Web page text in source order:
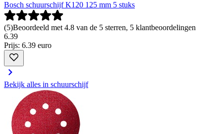
Bosch schuurschijf K120 125 mm 5 stuks
(5)Beoordeeld met 4.8 van de 5 sterren, 5 klantbeoordelingen
6.39
Prijs: 6.39 euro
Bekijk alles in schuurschijf